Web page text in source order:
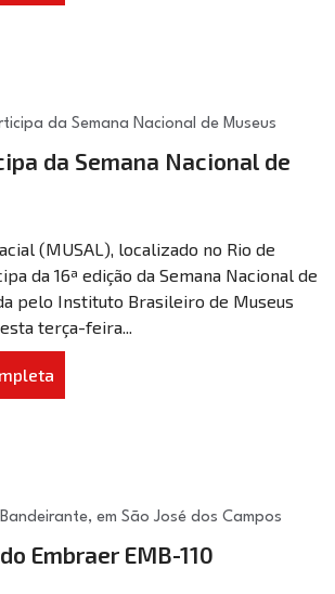
da Semana Nacional de
(MUSAL), localizado no Rio de
da 16ª edição da Semana Nacional de
pelo Instituto Brasileiro de Museus
terça-feira...
Embraer EMB-110